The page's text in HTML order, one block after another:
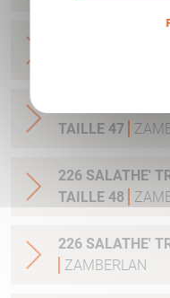
226 SALATHE'
226 SALATHE'
TAILLE 47
226 SALATHE'
TAILLE 48
226 SALATHE'
ZAMBERLAN